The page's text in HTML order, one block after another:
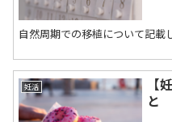
自然周期での移植について記載
妊活
【
と